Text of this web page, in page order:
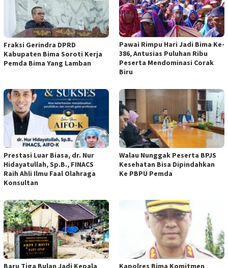
Fraksi Gerindra DPRD
Kabupaten Bima Soroti Kerja
Pemda Bima Yang Lamban
Pawai Rimpu Hari Jadi Bima Ke-
386, Antusias Puluhan Ribu
Peserta Mendominasi Corak
Biru
Prestasi Luar Biasa, dr. Nur
Hidayatullah, Sp.B., FINACS
Raih Ahli Ilmu Faal Olahraga
Konsultan
Walau Nunggak Peserta BPJS
Kesehatan Bisa Dipindahkan
Ke PBPU Pemda
Baru Tiga Bulan Jadi Kepala
Kapolres Bima Komitmen